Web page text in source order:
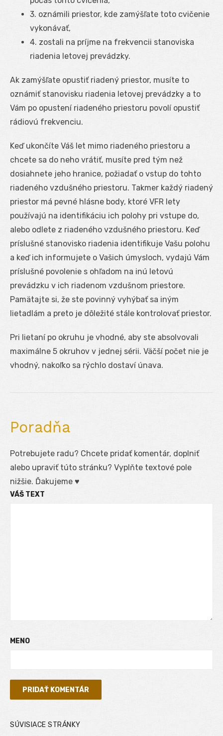
3. oznámili priestor, kde zamýšľate toto cvičenie
vykonávať,
4. zostali na príjme na frekvencii stanoviska
riadenia letovej prevádzky.
Ak zamýšľate opustiť riadený priestor, musíte to
oznámiť stanovisku riadenia letovej prevádzky a to
Vám po opustení riadeného priestoru povolí opustiť
rádiovú frekvenciu.
Keď ukončíte Váš let mimo riadeného priestoru a
chcete sa do neho vrátiť, musíte pred tým než
dosiahnete jeho hranice, požiadať o vstup do tohto
riadeného vzdušného priestoru. Takmer každý riadený
priestor má pevné hlásne body, ktoré VFR lety
používajú na identifikáciu ich polohy pri vstupe do,
alebo odlete z riadeného vzdušného priestoru. Keď
príslušné stanovisko riadenia identifikuje Vašu polohu
a keď ich informujete o Vašich úmysloch, vydajú Vám
príslušné povolenie s ohľadom na inú letovú
prevádzku v ich riadenom vzdušnom priestore.
Pamätajte si, že ste povinný vyhýbať sa iným
lietadlám a preto je dôležité stále kontrolovať priestor.
Pri lietaní po okruhu je vhodné, aby ste absolvovali
maximálne 5 okruhov v jednej sérii. Väčší počet nie je
vhodný, nakoľko sa rýchlo dostaví únava.
Poradňa
Potrebujete radu? Chcete pridať komentár, doplniť
alebo upraviť túto stránku? Vyplňte textové pole
nižšie. Ďakujeme ♥
VÁŠ TEXT
MENO
SÚVISIACE STRÁNKY